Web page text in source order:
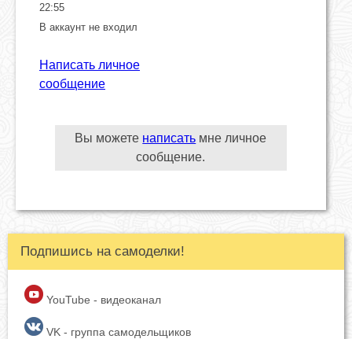
22:55
В аккаунт не входил
Написать личное
сообщение
Вы можете написать мне личное
сообщение.
Подпишись на самоделки!
YouTube - видеоканал
VK - группа самодельщиков